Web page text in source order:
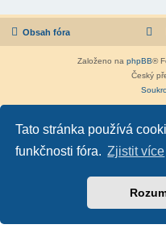
Tato stránka používá
funkčnosti fóra. Zjistit více
Obsah fóra
Založeno na phpBB®
Český